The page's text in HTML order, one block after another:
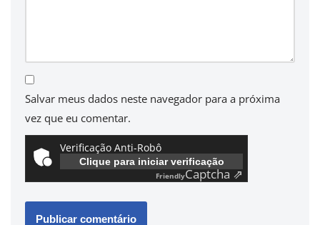
Salvar meus dados neste navegador para a próxima
vez que eu comentar.
Verificação Anti-Robô
Clique para iniciar verificação
FriendlyCaptcha ⇗